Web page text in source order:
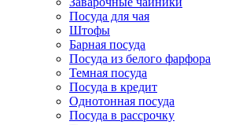
Посуда для чая
Штофы
Барная посуда
Посуда из белого фарфора
Темная посуда
Посуда в кредит
Однотонная посуда
Посуда в рассрочку